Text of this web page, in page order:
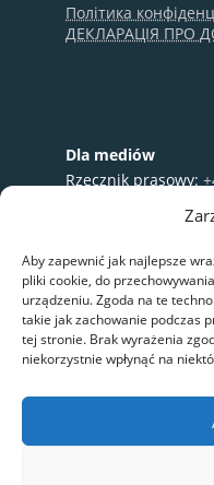
Aby zapewnić jak najlepsze
pliki cookie, do
urządzeniu. Zgoda na te
takie jak zachowanie podczas
tej stronie. Brak wyrażenia
niekorzystnie wpłynąć na
Політика
ДЕКЛАРАЦІЯ ПРО
Dla mediów
Rzecznik prasowy:
+48